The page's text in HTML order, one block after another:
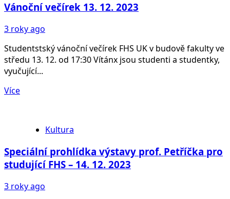
Vánoční večírek 13. 12. 2023
3 roky ago
Studentstský vánoční večírek FHS UK v budově fakulty ve
středu 13. 12. od 17:30 Vítánx jsou studenti a studentky,
vyučující...
Více
Kultura
Speciální prohlídka výstavy prof. Petříčka pro
studující FHS – 14. 12. 2023
3 roky ago